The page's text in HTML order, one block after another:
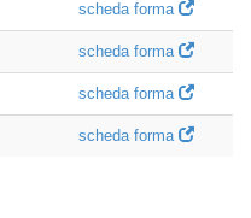
scheda forma
scheda forma
scheda forma
scheda forma